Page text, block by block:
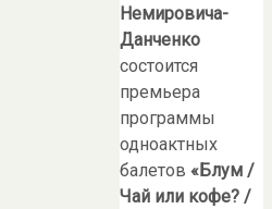
Немировича-
Данченко
состоится
премьера
программы
одноактных
балетов «Блум /
Чай или кофе? /